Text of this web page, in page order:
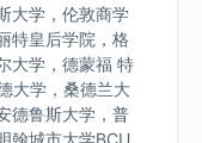
大学，伦敦商学
特皇后学院，格
大学，德蒙福 特
大学，桑德兰大
德鲁斯大学，普
翰城市大学BCU